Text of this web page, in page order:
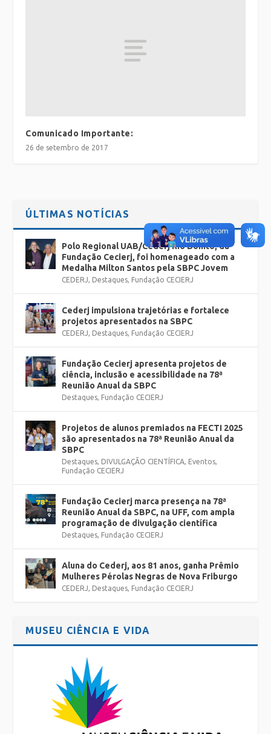
Comunicado Importante:
26 de setembro de 2017
ÚLTIMAS NOTÍCIAS
Polo Regional UAB/Cederj Rio Bonito, da
Fundação Cecierj, foi homenageado com a
Medalha Milton Santos pela SBPC Jovem
CEDERJ, Destaques, Fundação CECIERJ
Cederj impulsiona trajetórias e fortalece
projetos apresentados na SBPC
CEDERJ, Destaques, Fundação CECIERJ
Fundação Cecierj apresenta projetos de
ciência, inclusão e acessibilidade na 78ª
Reunião Anual da SBPC
Destaques, Fundação CECIERJ
Projetos de alunos premiados na FECTI 2025
são apresentados na 78ª Reunião Anual da
SBPC
Destaques, DIVULGAÇÃO CIENTÍFICA, Eventos,
Fundação CECIERJ
Fundação Cecierj marca presença na 78ª
Reunião Anual da SBPC, na UFF, com ampla
programação de divulgação científica
Destaques, Fundação CECIERJ
Aluna do Cederj, aos 81 anos, ganha Prêmio
Mulheres Pérolas Negras de Nova Friburgo
CEDERJ, Destaques, Fundação CECIERJ
MUSEU CIÊNCIA E VIDA